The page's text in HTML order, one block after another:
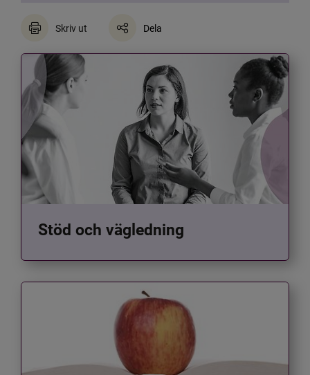
Skriv ut Dela
Stöd och vägledning